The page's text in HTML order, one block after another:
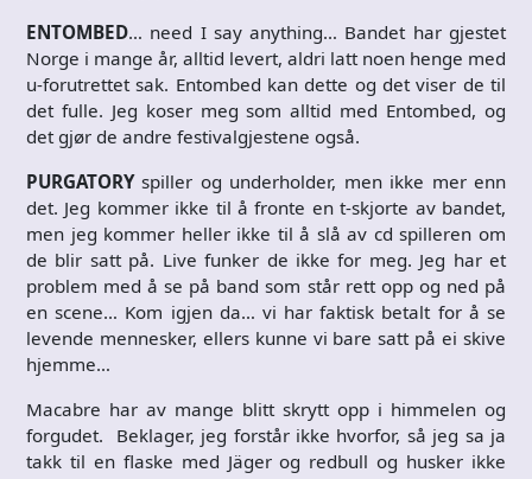
ENTOMBED… need I say anything… Bandet har gjestet
Norge i mange år, alltid levert, aldri latt noen henge med
u-forutrettet sak. Entombed kan dette og det viser de til
det fulle. Jeg koser meg som alltid med Entombed, og
det gjør de andre festivalgjestene også.
PURGATORYspiller og underholder, men ikke mer enn
det. Jeg kommer ikke til å fronte en t-skjorte av bandet,
men jeg kommer heller ikke til å slå av cd spilleren om
de blir satt på. Live funker de ikke for meg. Jeg har et
problem med å se på band som står rett opp og ned på
en scene… Kom igjen da… vi har faktisk betalt for å se
levende mennesker, ellers kunne vi bare satt på ei skive
hjemme…
Macabre har av mange blitt skrytt opp i himmelen og
forgudet. Beklager, jeg forstår ikke hvorfor, så jeg sa ja
takk til en flaske med Jäger og redbull og husker ikke